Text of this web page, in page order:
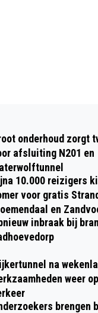
AL BIJNA 70
MONDAY
TUINKAMER
onderhoud zorgt
afsluiting N201 en
10.000 reizigers
voor gratis
en
inbraak bij
na
weer
brengen